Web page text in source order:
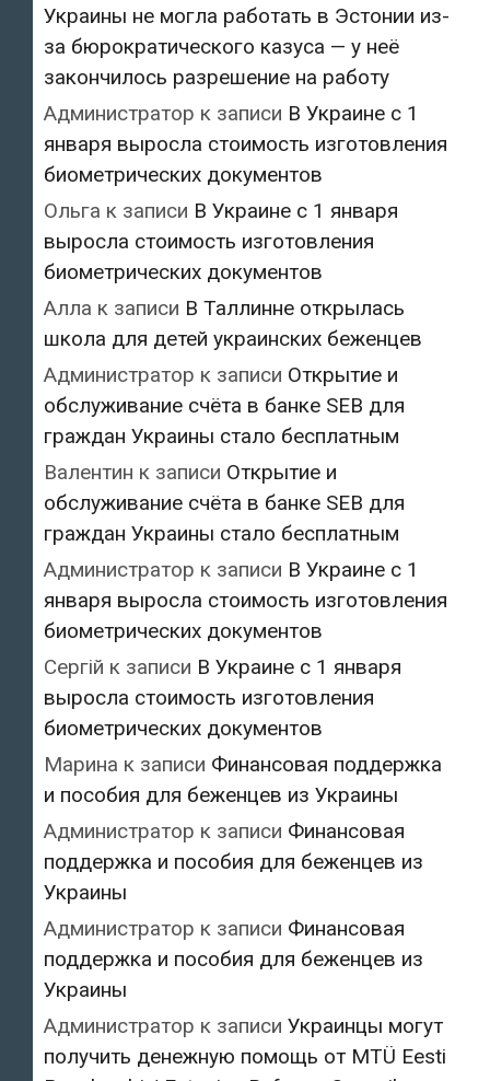
Украины не могла работать в Эстонии из-
за бюрократического казуса — у неё
закончилось разрешение на работу
Администратор к записи В Украине с 1
января выросла стоимость изготовления
биометрических документов
Ольга к записи В Украине с 1 января
выросла стоимость изготовления
биометрических документов
Алла к записи В Таллинне открылась
школа для детей украинских беженцев
Администратор к записи Открытие и
обслуживание счёта в банке SEB для
граждан Украины стало бесплатным
Валентин к записи Открытие и
обслуживание счёта в банке SEB для
граждан Украины стало бесплатным
Администратор к записи В Украине с 1
января выросла стоимость изготовления
биометрических документов
Сергій к записи В Украине с 1 января
выросла стоимость изготовления
биометрических документов
Марина к записи Финансовая поддержка
и пособия для беженцев из Украины
Администратор к записи Финансовая
поддержка и пособия для беженцев из
Украины
Администратор к записи Финансовая
поддержка и пособия для беженцев из
Украины
Администратор к записи Украинцы могут
получить денежную помощь от MTÜ Eesti